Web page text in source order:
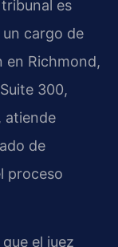
es
cargo de
en Richmond,
300,
atiende
de
proceso
el juez